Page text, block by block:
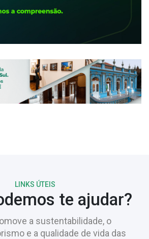
LINKS ÚTEIS
te ajudar?
a sustentabilidade, o
e a qualidade de vida das